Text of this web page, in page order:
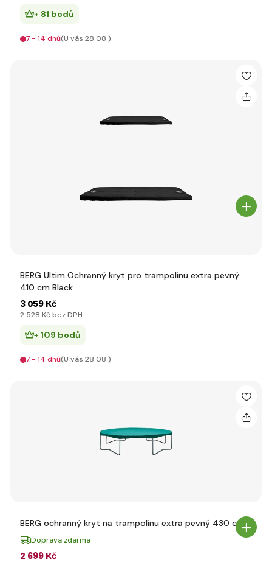
+ 81 bodů
7 - 14 dnů(U vás 28.08.)
BERG Ultim Ochranný kryt pro trampolínu extra pevný
410 cm Black
3 059 Kč
2 528 Kč bez DPH
+ 109 bodů
7 - 14 dnů(U vás 28.08.)
BERG ochranný kryt na trampolínu extra pevný 430 cm
Doprava zdarma
2 699 Kč